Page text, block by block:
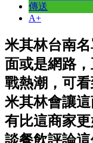
傳送
A+
米其林台南
面或是網路
戰熱潮，可
米其林會讓
有比這商家
談餐飲評論